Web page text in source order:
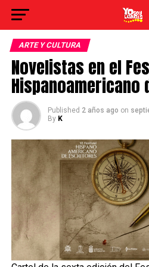
ARTE Y CULTURA
Novelistas en el
Hispanoamericano
Published 2 años ago on
By K